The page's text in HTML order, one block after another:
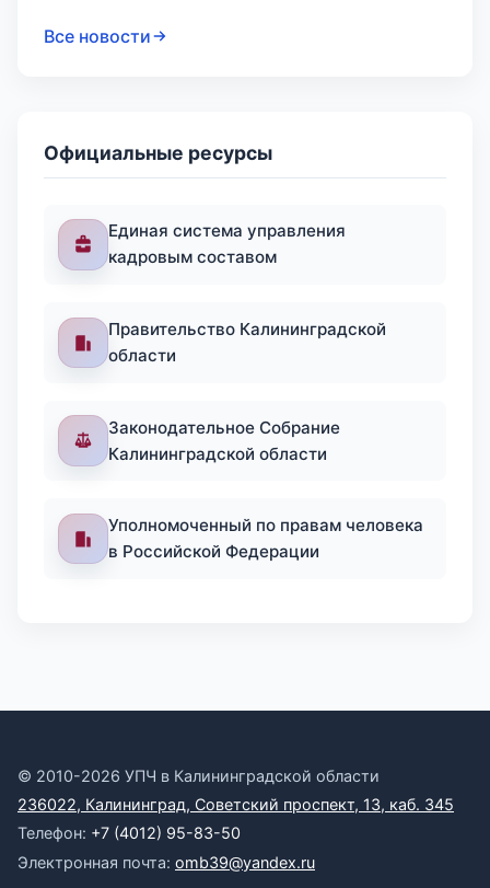
Все новости
Официальные ресурсы
Единая система управления
кадровым составом
Правительство Калининградской
области
Законодательное Собрание
Калининградской области
Уполномоченный по правам человека
в Российской Федерации
© 2010-2026 УПЧ в Калининградской области
236022, Калининград, Советский проспект, 13, каб. 345
Телефон: +7 (4012) 95-83-50
Электронная почта: omb39@yandex.ru